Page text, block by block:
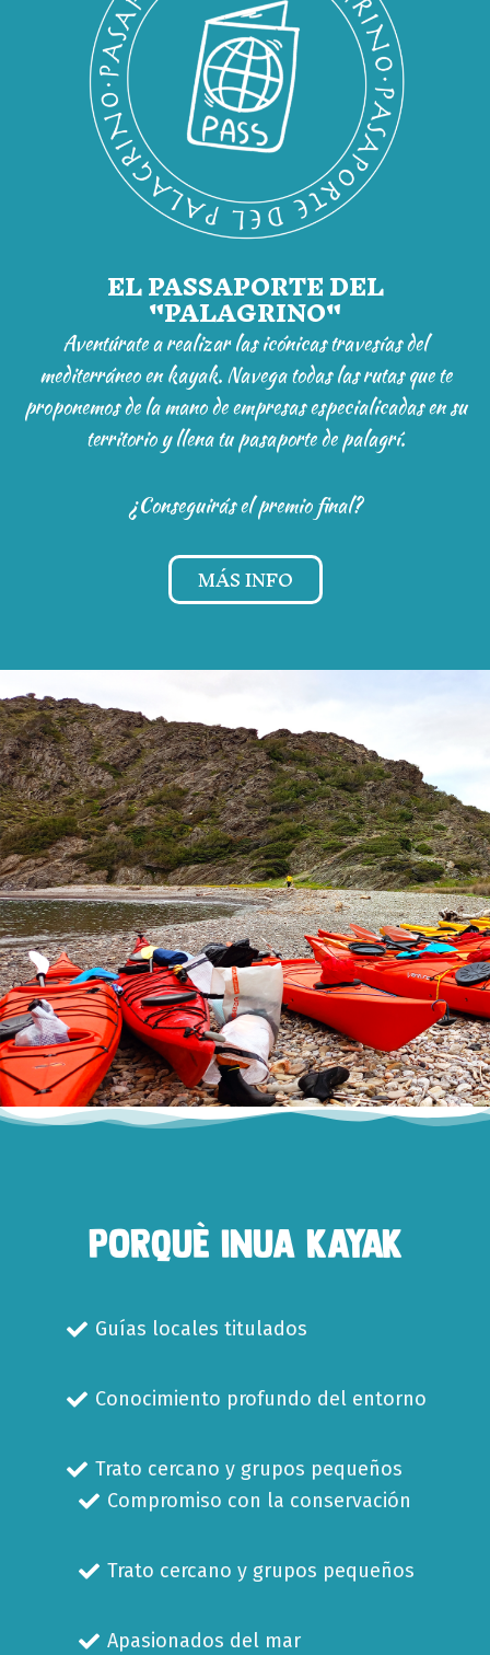
EL PASSAPORTE DEL
"PALAGRINO"
Aventúrate a realizar las icónicas travesías del
mediterráneo en kayak. Navega todas las rutas que te
proponemos de la mano de empresas especialicadas en su
territorio y llena tu pasaporte de palagrí.
¿Conseguirás el premio final?
MÁS INFO
PORQUÈ INUA KAYAK
Guías locales titulados
Conocimiento profundo del entorno
Trato cercano y grupos pequeños
Compromiso con la conservación
Trato cercano y grupos pequeños
Apasionados del mar